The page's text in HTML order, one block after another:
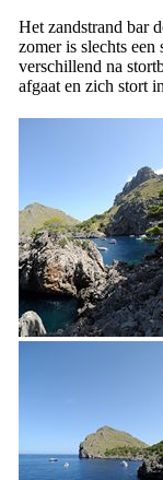
Het zandstrand bar
zomer is slechts
verschillend na
afgaat en zich stort